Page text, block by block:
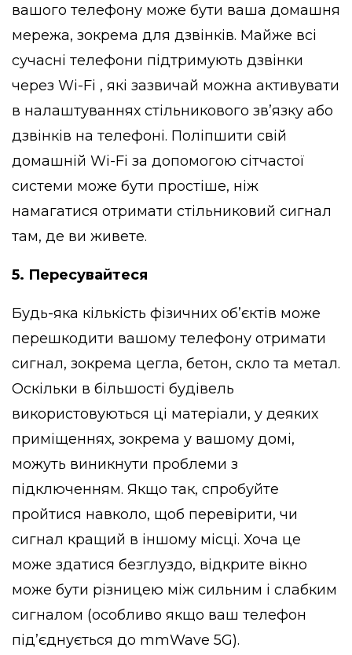
вашого телефону може бути ваша домашня
мережа, зокрема для дзвінків. Майже всі
сучасні телефони підтримують дзвінки
через Wi-Fi , які зазвичай можна активувати
в налаштуваннях стільникового зв’язку або
дзвінків на телефоні. Поліпшити свій
домашній Wi-Fi за допомогою сітчастої
системи може бути простіше, ніж
намагатися отримати стільниковий сигнал
там, де ви живете.
5. Пересувайтеся
Будь-яка кількість фізичних об’єктів може
перешкодити вашому телефону отримати
сигнал, зокрема цегла, бетон, скло та метал.
Оскільки в більшості будівель
використовуються ці матеріали, у деяких
приміщеннях, зокрема у вашому домі,
можуть виникнути проблеми з
підключенням. Якщо так, спробуйте
пройтися навколо, щоб перевірити, чи
сигнал кращий в іншому місці. Хоча це
може здатися безглуздо, відкрите вікно
може бути різницею між сильним і слабким
сигналом (особливо якщо ваш телефон
під’єднується до mmWave 5G).